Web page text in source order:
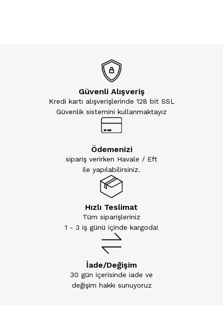
Güvenli Alışveriş
Kredi kartı alışverişlerinde 128 bit SSL
Güvenlik sistemini kullanmaktayız
Ödemenizi
sipariş verirken Havale / Eft
ile yapılabilirsiniz.
Hızlı Teslimat
Tüm siparişleriniz
1 - 3 iş günü içinde kargoda!
İade/Değişim
30 gün içerisinde iade ve
değişim hakkı sunuyoruz